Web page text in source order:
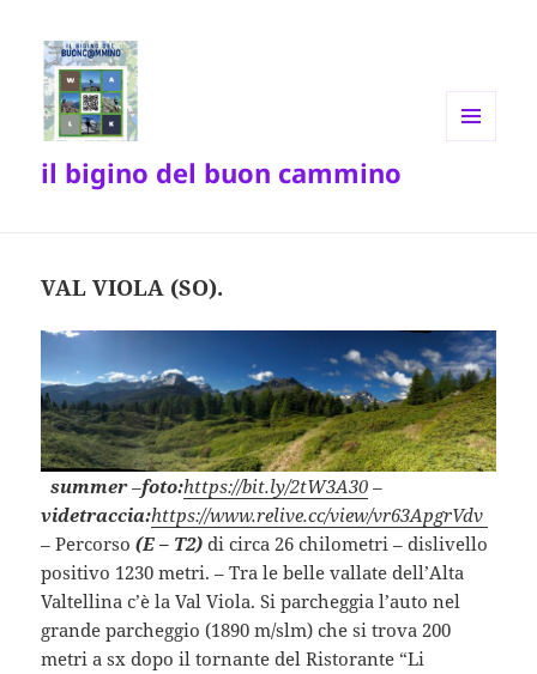
il bigino del buon cammino
VAL VIOLA (SO).
summer–foto:https://bit.ly/2tW3A30 –
videtraccia:https://www.relive.cc/view/vr63ApgrVdv
–Percorso(E – T2)di circa 26 chilometri – dislivello
positivo 1230 metri. – Tra le belle vallate dell’Alta
Valtellina c’è la Val Viola. Si parcheggia l’auto nel
grandeparcheggio (1890 m/slm) che si trova 200
metri a sx dopo il tornante del Ristorante “Li